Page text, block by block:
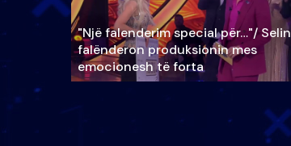
"Një falenderim special për…"/ Selin
falënderon produksionin mes
emocionesh të forta